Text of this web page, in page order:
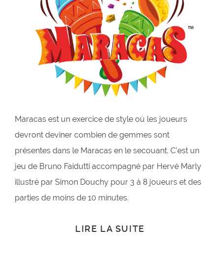
Maracas est un exercice de style où les joueurs
devront deviner combien de gemmes sont
présentes dans le Maracas en le secouant. C’est un
jeu de Bruno Faidutti accompagné par Hervé Marly
illustré par Simon Douchy pour 3 à 8 joueurs et des
parties de moins de 10 minutes.
LIRE LA SUITE